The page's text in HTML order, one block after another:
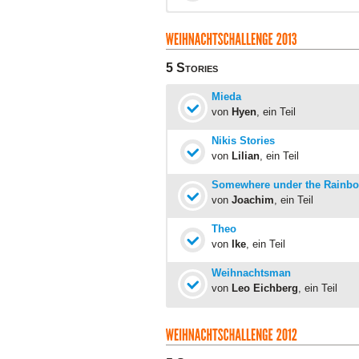
5 Stories
Mieda
von Hyen, ein Teil
Nikis Stories
von Lilian, ein Teil
Somewhere under the
von Joachim, ein Teil
Theo
von
Ike, ein Teil
Weihnachtsman
von Leo Eichberg, ein Teil